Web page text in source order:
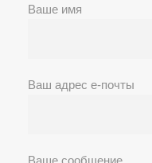
Ваше имя
Ваш адрес е-почты
Ваше сообщение